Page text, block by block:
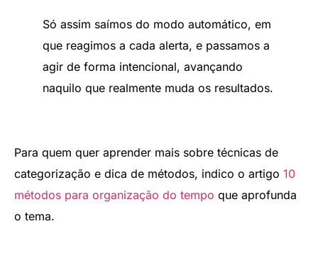
Só assim saímos do modo automático, em
que reagimos a cada alerta, e passamos a
agir de forma intencional, avançando
naquilo que realmente muda os resultados.
Para quem quer aprender mais sobre técnicas de
categorização e dica de métodos, indico o artigo 10
métodos para organização do tempo que aprofunda
o tema.